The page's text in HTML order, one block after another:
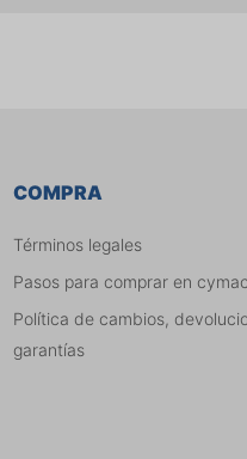
COMPRA
Términos legales
Pasos para comprar en
Política de cambios,
garantías